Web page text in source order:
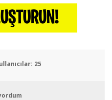
29